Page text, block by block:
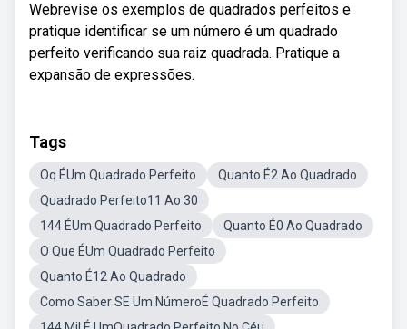
Webrevise os exemplos de quadrados perfeitos e
pratique identificar se um número é um quadrado
perfeito verificando sua raiz quadrada. Pratique a
expansão de expressões.
Tags
Oq ÉUm Quadrado Perfeito
Quanto É2 Ao Quadrado
Quadrado Perfeito11 Ao 30
144 ÉUm Quadrado Perfeito
Quanto É0 Ao Quadrado
O Que ÉUm Quadrado Perfeito
Quanto É12 Ao Quadrado
Como Saber SE Um NúmeroÉ Quadrado Perfeito